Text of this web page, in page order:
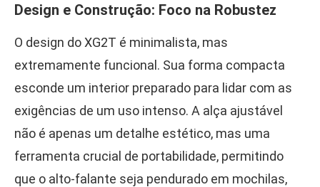
Design e Construção: Foco na Robustez
O design do XG2T é minimalista, mas
extremamente funcional. Sua forma compacta
esconde um interior preparado para lidar com as
exigências de um uso intenso. A alça ajustável
não é apenas um detalhe estético, mas uma
ferramenta crucial de portabilidade, permitindo
que o alto-falante seja pendurado em mochilas,